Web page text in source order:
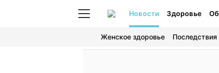
Новости Здоровье
Женское здоровье Последствия